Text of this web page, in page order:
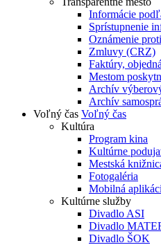
Informácie
Sprístupnenie
Oznámenie
Zmluvy (CRZ)
Faktúry,
Mestom
Archív
Archív
Voľný čas Voľný čas
Kultúra
Program kina
Kultúrne
Mestská
Fotogaléria
Mobilná
Kultúrne služby
Divadlo ASI
Divadlo
Divadlo ŠOK